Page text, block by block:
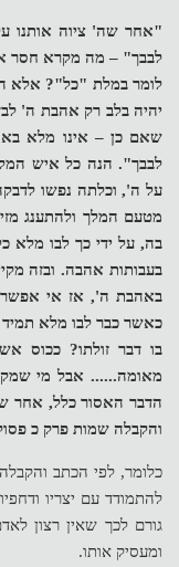
"אחר שה' ציוה אותנו
לבבך" – מה מקרא חסר
לומר במלת "כל"? אלא
יהיה בלב רק אהבת ה'
שאם כן – אינו מלא
לבבך". הנה כל איש
על ה', וכלתה נפשו
מטעם המלך ולהתענג
בה, על ידי כך לבו מלא
בעבותות אהבה. ובזה
באהבת ה', אז אי אפשר
כאשר כבר לבו מלא
בו דבר זולתו? ככוס
מאומה...... אבל מי
הדבר האסור כלל, אחר
והקבלה שמות פרק כ
כלומר, לפי הכתב
להתמודד עם יצריו
גורם לכך שאין רצון
ומעסיק אותו.